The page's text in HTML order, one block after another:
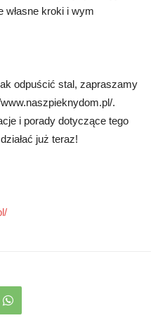
własne kroki i wym
odpuścić stal, zapraszamy
.
i porady dotyczące tego
już teraz!